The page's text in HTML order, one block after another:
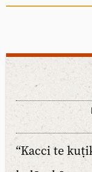
“Kacci te